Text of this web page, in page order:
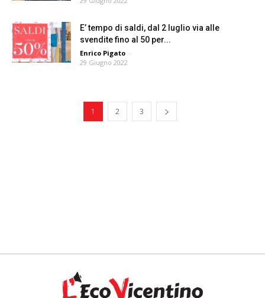
E’ tempo di saldi, dal 2 luglio via alle
svendite fino al 50 per...
Enrico Pigato -
29 Giugno 2022
1 2 3